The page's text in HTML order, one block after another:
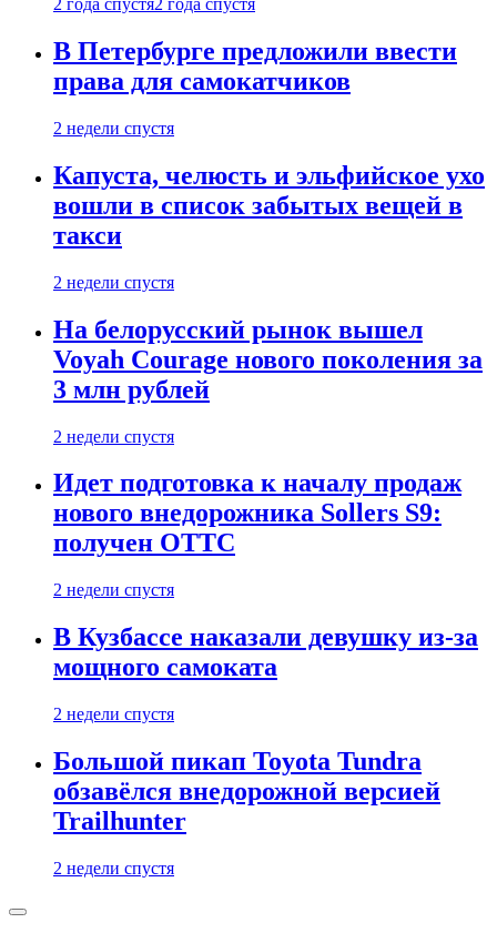
2 года спустя2 года спустя
В Петербурге предложили ввести
права для самокатчиков
2 недели спустя
Капуста, челюсть и эльфийское ухо
вошли в список забытых вещей в
такси
2 недели спустя
На белорусский рынок вышел
Voyah Courage нового поколения за
3 млн рублей
2 недели спустя
Идет подготовка к началу продаж
нового внедорожника Sollers S9:
получен ОТТС
2 недели спустя
В Кузбассе наказали девушку из-за
мощного самоката
2 недели спустя
Большой пикап Toyota Tundra
обзавёлся внедорожной версией
Trailhunter
2 недели спустя